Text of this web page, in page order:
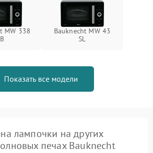
MW 338
Bauknecht MW 43
SL
Показать все модели
лампочки на других
печах Bauknecht